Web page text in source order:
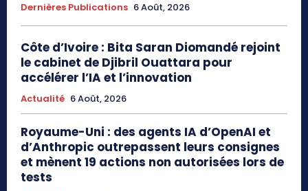
Dernières Publications 6 Août, 2026
Côte d’Ivoire : Bita Saran Diomandé rejoint
le cabinet de Djibril Ouattara pour
accélérer l’IA et l’innovation
Actualité 6 Août, 2026
Royaume-Uni : des agents IA d’OpenAI et
d’Anthropic outrepassent leurs consignes
et mènent 19 actions non autorisées lors de
tests